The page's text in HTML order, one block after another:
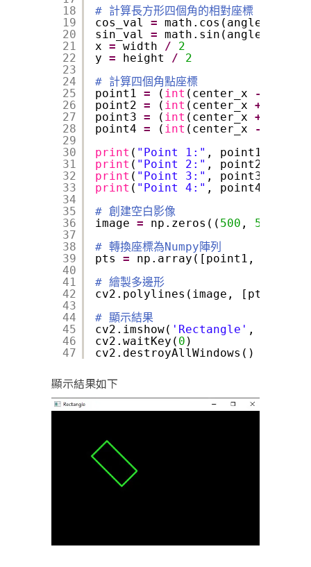
18
19
20
21
22
23
24
25
26
27
28
29
30
31
32
33
34
35
36
37
38
39
40
41
42
43
44
45
46
47
# 計算長方形四個角的相對座標
cos_val = math.cos(angle_rad)
sin_val = math.sin(angle_rad)
x = width /
2
y = height /
2
# 計算四個角點座標
point1 = ( int (center_x -
point2 = ( int (center_x +
point3 = ( int (center_x +
point4 = ( int (center_x -
print ( "Point 1:" , point1)
print ( "Point 2:" , point2)
print ( "Point 3:" , point3)
print ( "Point 4:" , point4)
# 創建空白影像
image = np.zeros(( 500 , 500
# 轉換座標為Numpy陣列
pts =
np.array([point1,
# 繪製多邊形
cv2.polylines(image, [pts],
# 顯示結果
cv2.imshow( 'Rectangle' , image)
cv2.waitKey( 0 )
cv2.destroyAllWindows()
顯示結果如下